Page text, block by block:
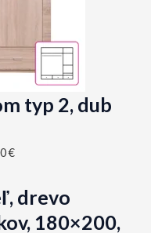
typ 2, dub
€
drevo
180×200,